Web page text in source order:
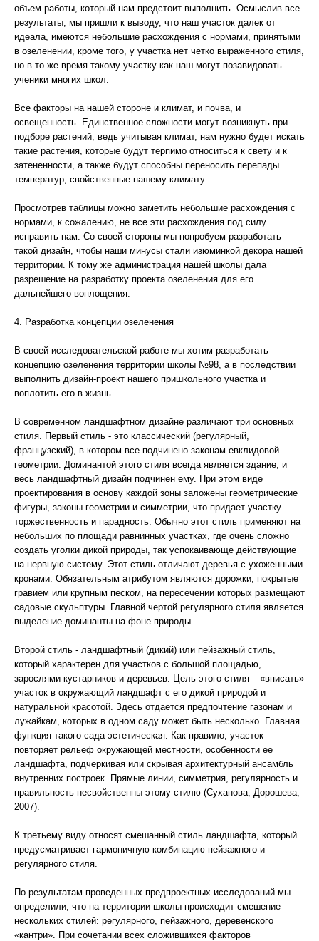
объем работы, который нам предстоит выполнить. Осмыслив все
результаты, мы пришли к выводу, что наш участок далек от
идеала, имеются небольшие расхождения с нормами, принятыми
в озеленении, кроме того, у участка нет четко выраженного стиля,
но в то же время такому участку как наш могут позавидовать
ученики многих школ.
Все факторы на нашей стороне и климат, и почва, и
освещенность. Единственное сложности могут возникнуть при
подборе растений, ведь учитывая климат, нам нужно будет искать
такие растения, которые будут терпимо относиться к свету и к
затененности, а также будут способны переносить перепады
температур, свойственные нашему климату.
Просмотрев таблицы можно заметить небольшие расхождения с
нормами, к сожалению, не все эти расхождения под силу
исправить нам. Со своей стороны мы попробуем разработать
такой дизайн, чтобы наши минусы стали изюминкой декора нашей
территории. К тому же администрация нашей школы дала
разрешение на разработку проекта озеленения для его
дальнейшего воплощения.
4. Разработка концепции озеленения
В своей исследовательской работе мы хотим разработать
концепцию озеленения территории школы №98, а в последствии
выполнить дизайн-проект нашего пришкольного участка и
воплотить его в жизнь.
В современном ландшафтном дизайне различают три основных
стиля. Первый стиль - это классический (регулярный,
французский), в котором все подчинено законам евклидовой
геометрии. Доминантой этого стиля всегда является здание, и
весь ландшафтный дизайн подчинен ему. При этом виде
проектирования в основу каждой зоны заложены геометрические
фигуры, законы геометрии и симметрии, что придает участку
торжественность и парадность. Обычно этот стиль применяют на
небольших по площади равнинных участках, где очень сложно
создать уголки дикой природы, так успокаивающе действующие
на нервную систему. Этот стиль отличают деревья с ухоженными
кронами. Обязательным атрибутом являются дорожки, покрытые
гравием или крупным песком, на пересечении которых размещают
садовые скульптуры. Главной чертой регулярного стиля является
выделение доминанты на фоне природы.
Второй стиль - ландшафтный (дикий) или пейзажный стиль,
который характерен для участков с большой площадью,
зарослями кустарников и деревьев. Цель этого стиля – «вписать»
участок в окружающий ландшафт с его дикой природой и
натуральной красотой. Здесь отдается предпочтение газонам и
лужайкам, которых в одном саду может быть несколько. Главная
функция такого сада эстетическая. Как правило, участок
повторяет рельеф окружающей местности, особенности ее
ландшафта, подчеркивая или скрывая архитектурный ансамбль
внутренних построек. Прямые линии, симметрия, регулярность и
правильность несвойственны этому стилю (Суханова, Дорошева,
2007).
К третьему виду относят смешанный стиль ландшафта, который
предусматривает гармоничную комбинацию пейзажного и
регулярного стиля.
По результатам проведенных предпроектных исследований мы
определили, что на территории школы происходит смешение
нескольких стилей: регулярного, пейзажного, деревенского
«кантри». При сочетании всех сложившихся факторов